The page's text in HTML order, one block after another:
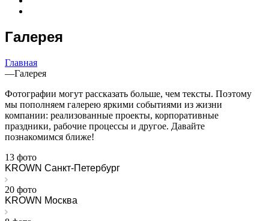
Галерея
Главная
—Галерея
Фотографии могут рассказать больше, чем тексты. Поэтому
мы пополняем галерею яркими событиями из жизни
компании: реализованные проекты, корпоративные
праздники, рабочие процессы и другое. Давайте
познакомимся ближе!
13 фото
KROWN Санкт-Петербург
20 фото
KROWN Москва